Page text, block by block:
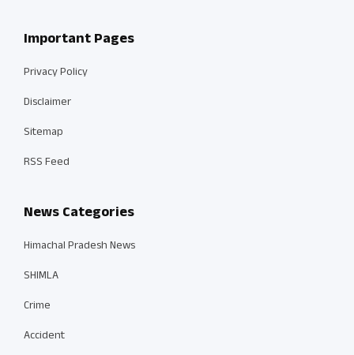
Important Pages
Privacy Policy
Disclaimer
Sitemap
RSS Feed
News Categories
Himachal Pradesh News
SHIMLA
Crime
Accident